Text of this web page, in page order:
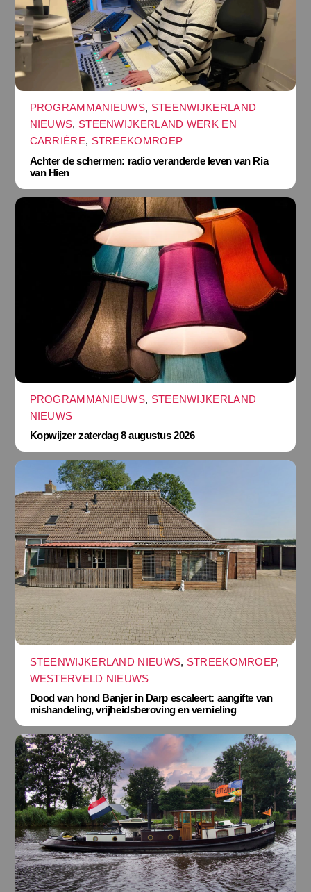
PROGRAMMANIEUWS, STEENWIJKERLAND
NIEUWS, STEENWIJKERLAND WERK EN
CARRIÈRE, STREEKOMROEP
Achter de schermen: radio veranderde leven van Ria
van Hien
PROGRAMMANIEUWS, STEENWIJKERLAND
NIEUWS
Kopwijzer zaterdag 8 augustus 2026
STEENWIJKERLAND NIEUWS, STREEKOMROEP,
WESTERVELD NIEUWS
Dood van hond Banjer in Darp escaleert: aangifte van
mishandeling, vrijheidsberoving en vernieling